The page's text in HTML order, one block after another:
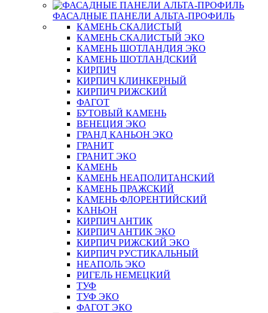
ФАСАДНЫЕ ПАНЕЛИ АЛЬТА-ПРОФИЛЬ
КАМЕНЬ СКАЛИСТЫЙ
КАМЕНЬ СКАЛИСТЫЙ ЭКО
КАМЕНЬ ШОТЛАНДИЯ ЭКО
КАМЕНЬ ШОТЛАНДСКИЙ
КИРПИЧ
КИРПИЧ КЛИНКЕРНЫЙ
КИРПИЧ РИЖСКИЙ
ФАГОТ
БУТОВЫЙ КАМЕНЬ
ВЕНЕЦИЯ ЭКО
ГРАНД КАНЬОН ЭКО
ГРАНИТ
ГРАНИТ ЭКО
КАМЕНЬ
КАМЕНЬ НЕАПОЛИТАНСКИЙ
КАМЕНЬ ПРАЖСКИЙ
КАМЕНЬ ФЛОРЕНТИЙСКИЙ
КАНЬОН
КИРПИЧ АНТИК
КИРПИЧ АНТИК ЭКО
КИРПИЧ РИЖСКИЙ ЭКО
КИРПИЧ РУСТИКАЛЬНЫЙ
НЕАПОЛЬ ЭКО
РИГЕЛЬ НЕМЕЦКИЙ
ТУФ
ТУФ ЭКО
ФАГОТ ЭКО